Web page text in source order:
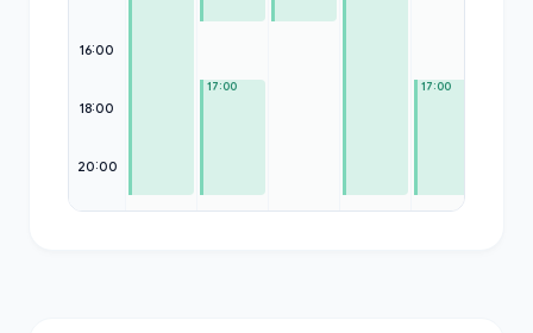
16:00
18:00
20:00
17:00 17:00